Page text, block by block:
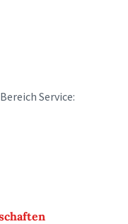
Service: